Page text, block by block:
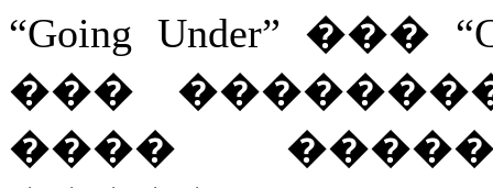
“Going Under” ���
���
����